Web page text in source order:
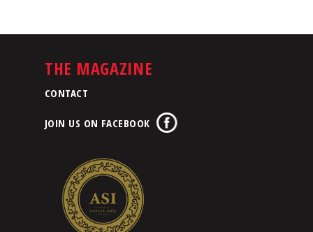
THE MAGAZINE
CONTACT
JOIN US ON FACEBOOK